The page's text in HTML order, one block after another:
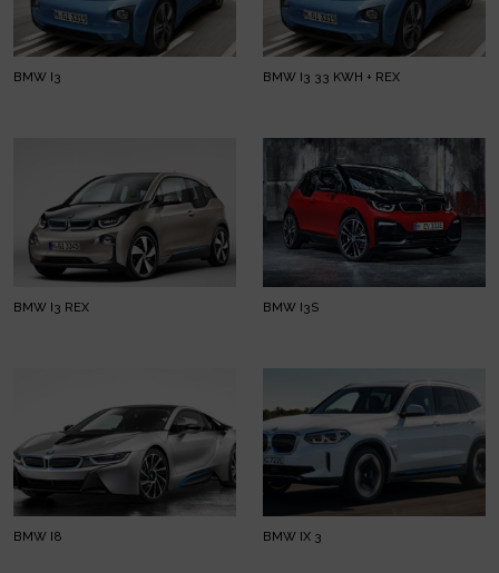
BMW I3 BMW I3 33 KWH + REX
BMW I3 REX BMW I3S
BMW I8 BMW IX 3